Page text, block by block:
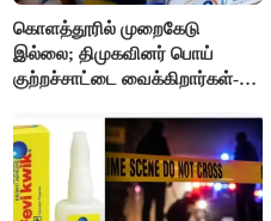
கொளத்தூரில் முறைகேடு
இல்லை; திமுகவினர் பொய்
குற்றச்சாட்டை வைக்கிறார்கள்-